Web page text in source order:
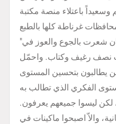
وسعيداً باعتلاء منصة مكتبة
"ليس بالخبز وحده يحيا الانسان. وان شعرت بالجوع والعوز في
نصف رغيف وكتاب. واحمّل
يطالبون بتحسين المستوى
الفكري الذي تطالب به
ليسوا جميعهم يعرفون.
والاّ اصبحوا ماكينات في